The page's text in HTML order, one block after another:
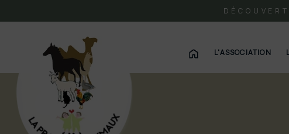
L'ASSOCIATION